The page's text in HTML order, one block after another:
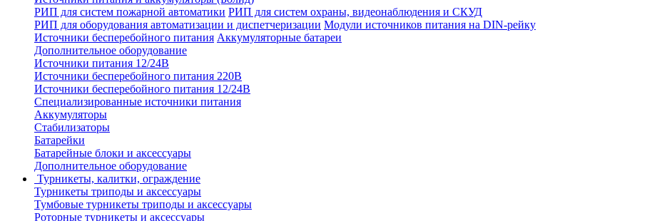
РИП для систем пожарной автоматики РИП для систем охраны, видеонаблюдения и СКУД
РИП для оборудования автоматизации и диспетчеризации Модули источников питания на DIN-рейку
Источники бесперебойного питания Аккумуляторные батареи
Дополнительное оборудование
Источники питания 12/24В
Источники бесперебойного питания 220В
Источники бесперебойного питания 12/24В
Специализированные источники питания
Аккумуляторы
Стабилизаторы
Батарейки
Батарейные блоки и аксессуары
Дополнительное оборудование
Турникеты, калитки, ограждение
Турникеты триподы и аксессуары
Тумбовые турникеты триподы и аксессуары
Роторные турникеты и аксессуары